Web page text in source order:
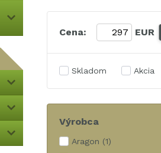
Cena: EUR
Skladom Akcia
Výrobca
Aragon (1)